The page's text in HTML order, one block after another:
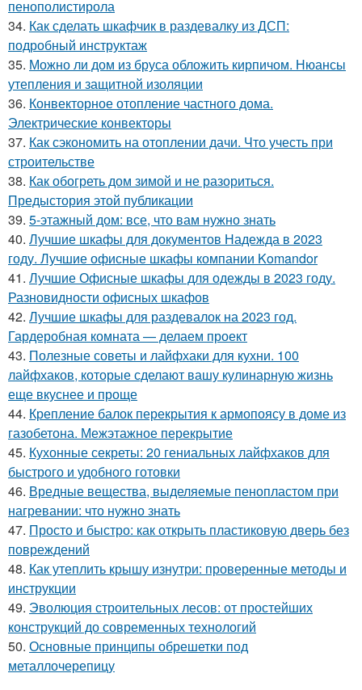
пенополистирола
34. Как сделать шкафчик в раздевалку из ДСП:
подробный инструктаж
35. Можно ли дом из бруса обложить кирпичом. Нюансы
утепления и защитной изоляции
36. Конвекторное отопление частного дома.
Электрические конвекторы
37. Как сэкономить на отоплении дачи. Что учесть при
строительстве
38. Как обогреть дом зимой и не разориться.
Предыстория этой публикации
39. 5-этажный дом: все, что вам нужно знать
40. Лучшие шкафы для документов Надежда в 2023
году. Лучшие офисные шкафы компании Komandor
41. Лучшие Офисные шкафы для одежды в 2023 году.
Разновидности офисных шкафов
42. Лучшие шкафы для раздевалок на 2023 год.
Гардеробная комната — делаем проект
43. Полезные советы и лайфхаки для кухни. 100
лайфхаков, которые сделают вашу кулинарную жизнь
еще вкуснее и проще
44. Крепление балок перекрытия к армопоясу в доме из
газобетона. Межэтажное перекрытие
45. Кухонные секреты: 20 гениальных лайфхаков для
быстрого и удобного готовки
46. Вредные вещества, выделяемые пенопластом при
нагревании: что нужно знать
47. Просто и быстро: как открыть пластиковую дверь без
повреждений
48. Как утеплить крышу изнутри: проверенные методы и
инструкции
49. Эволюция строительных лесов: от простейших
конструкций до современных технологий
50. Основные принципы обрешетки под
металлочерепицу